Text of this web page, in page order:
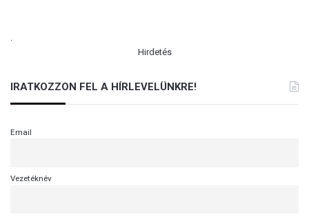
Hirdetés
IRATKOZZON FEL A HÍRLEVELÜNKRE!
Email
Vezetéknév